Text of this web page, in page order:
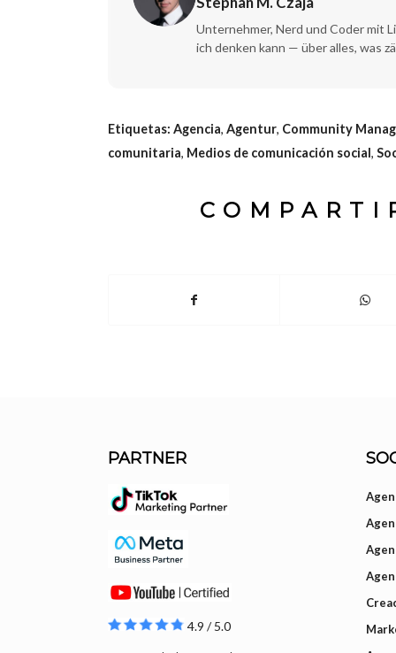
Unternehmer, Nerd und Coder mit
ich denken kann — über alles, was
Etiquetas: Agencia, Agentur, Community
comunitaria, Medios de comunicación social,
PARTNER
4.9 / 5.0